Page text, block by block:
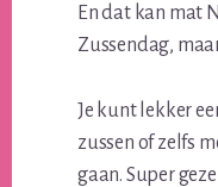
En dat kan mat
Zussendag,
Je kunt lekker
zussen of zelfs
gaan. Super